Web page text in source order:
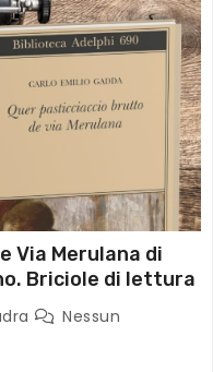
Via Merulana di
Briciole di lettura
Nessun